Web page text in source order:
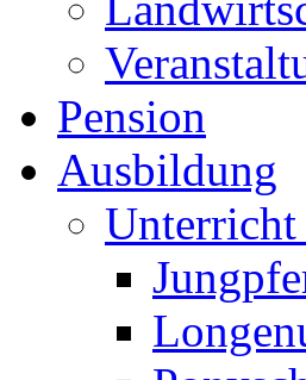
Pension
Ausbildung